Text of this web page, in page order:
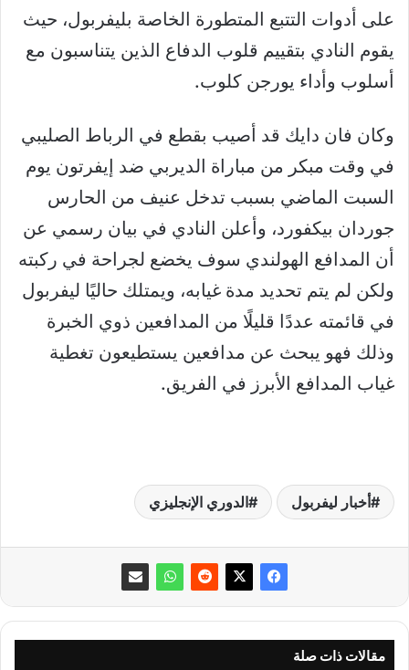
على أدوات التتبع المتطورة الخاصة بليفربول، حيث
يقوم النادي بتقييم قلوب الدفاع الذين يتناسبون مع
أسلوب وأداء يورجن كلوب.
وكان فان دايك قد أصيب بقطع في الرباط الصليبي
في وقت مبكر من مباراة الديربي ضد إيفرتون يوم
السبت الماضي بسبب تدخل عنيف من الحارس
جوردان بيكفورد، وأعلن النادي في بيان رسمي عن
أن المدافع الهولندي سوف يخضع لجراحة في ركبته
ولكن لم يتم تحديد مدة غيابه، ويمتلك حاليًا ليفربول
في قائمته عددًا قليلًا من المدافعين ذوي الخبرة
وذلك فهو يبحث عن مدافعين يستطيعون تغطية
غياب المدافع الأبرز في الفريق.
أخبار ليفربول الدوري الإنجليزي
مقالات ذات صلة